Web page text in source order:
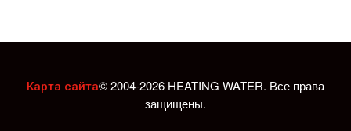
Карта сайта© 2004-2026 HEATING WATER. Все права
защищены.